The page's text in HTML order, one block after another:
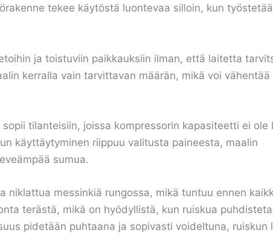
tekee käytöstä luontevaa silloin, kun
ja toistuviin paikkauksiin ilman, että laitetta
kerralla vain tarvittavan määrän, mikä voi vähentää
tilanteisiin, joissa kompressorin kapasiteetti ei ole
käyttäytyminen riippuu valitusta paineesta, maalin
sumua.
messinkiä rungossa, mikä tuntuu ennen
terästä, mikä on hyödyllistä, kun ruiskua
pidetään puhtaana ja sopivasti voideltuna, ruiskun